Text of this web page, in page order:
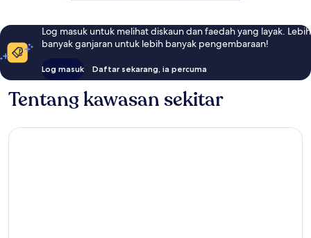
Log masuk untuk melihat diskaun dan faedah yang layak. Lebih
banyak ganjaran untuk lebih banyak pengembaraan!
Log masuk Daftar sekarang, ia percuma
Tentang kawasan sekitar